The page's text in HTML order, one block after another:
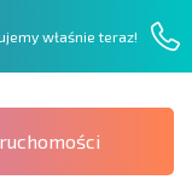
właśnie teraz!